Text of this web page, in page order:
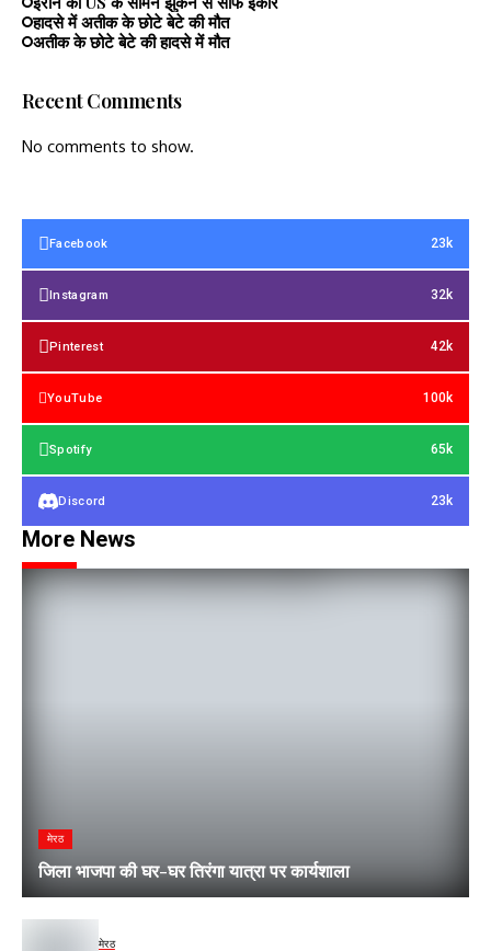
हादसे में अतीक के छोटे बेटे की मौत
अतीक के छोटे बेटे की हादसे में मौत
Recent Comments
No comments to show.
Facebook 23k
Instagram 32k
Pinterest 42k
YouTube 100k
Spotify 65k
Discord 23k
More News
मेरठ
जिला भाजपा की घर-घर तिरंगा यात्रा पर कार्यशाला
मेरठ